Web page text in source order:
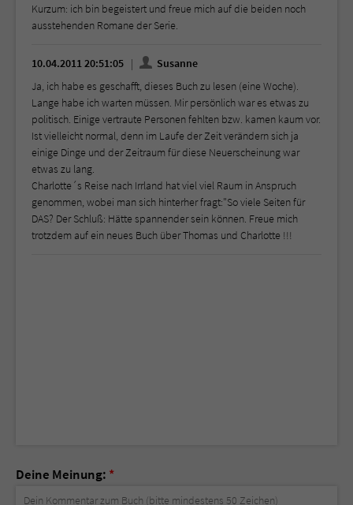
Kurzum: ich bin begeistert und freue mich auf die beiden noch
ausstehenden Romane der Serie.
10.04.2011 20:51:05
Susanne
Ja, ich habe es geschafft, dieses Buch zu lesen (eine Woche).
Lange habe ich warten müssen. Mir persönlich war es etwas zu
politisch. Einige vertraute Personen fehlten bzw. kamen kaum vor.
Ist vielleicht normal, denn im Laufe der Zeit verändern sich ja
einige Dinge und der Zeitraum für diese Neuerscheinung war
etwas zu lang.
Charlotte´s Reise nach Irrland hat viel viel Raum in Anspruch
genommen, wobei man sich hinterher fragt:"So viele Seiten für
DAS? Der Schluß: Hätte spannender sein können. Freue mich
trotzdem auf ein neues Buch über Thomas und Charlotte !!!
Deine Meinung: *